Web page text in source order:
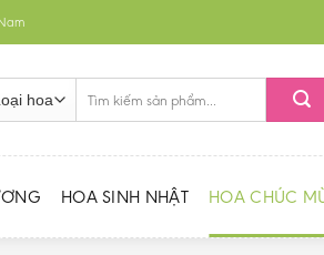
kiếm:
HOA SINH NHẬT HOA CHÚC